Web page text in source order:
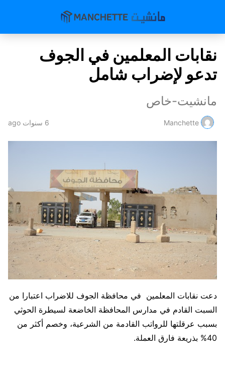
نقابات المعلمين في الجوف
تدعو لإضراب شامل
مانشيت-خاص
Manchette 6 سنوات ago
دعت نقابات المعلمين في محافظة الجوف للاضراب اعتبارا من
السبت القادم في مدارس المحافظة الخاضعة لسيطرة الحوثي
بسبب عرقلتها للرواتب القادمة من الشرعية، وخصم أكثر من
40% بذريعة فارق العملة.